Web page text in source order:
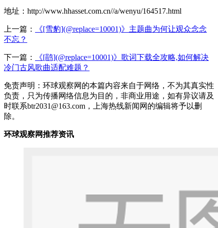
地址：http://www.hhasset.com.cn//a/wenyu/164517.html
上一篇：
《[雪豹](@replace=10001)》主题曲为何让观众念念
不忘？
下一篇：
《[鹃](@replace=10001)》歌词下载全攻略,如何解决
冷门古风歌曲适配难题？
免责声明：环球观察网的本篇内容来自于网络，不为其真实性
负责，只为传播网络信息为目的，非商业用途，如有异议请及
时联系btr2031@163.com，上海热线新闻网的编辑将予以删
除。
环球观察网推荐资讯